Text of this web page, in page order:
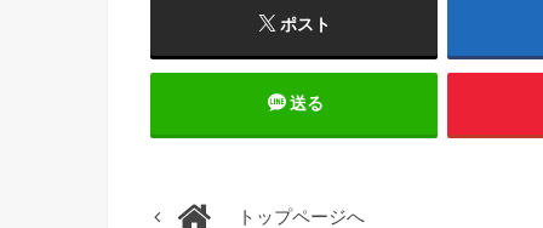
ポスト
送る
トップページへ